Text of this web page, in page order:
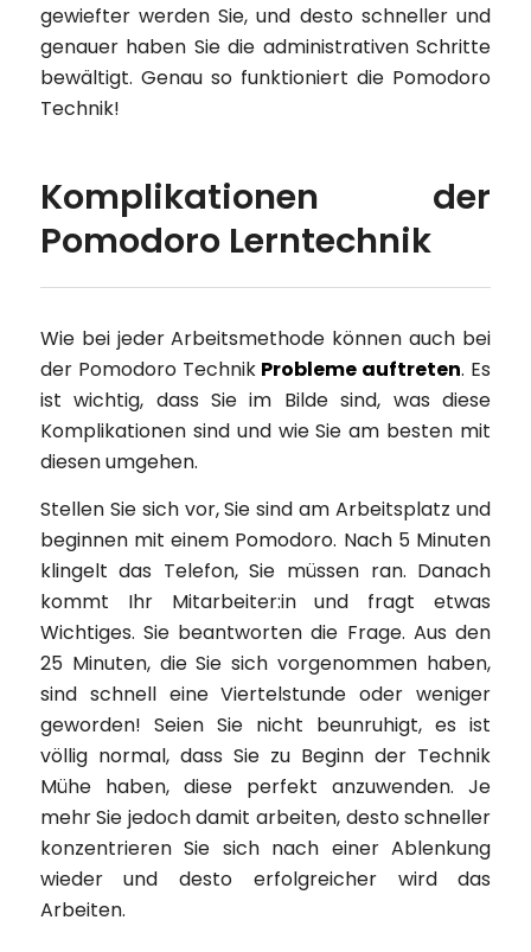
gewiefter werden Sie, und desto schneller und
genauer haben Sie die administrativen Schritte
bewältigt. Genau so funktioniert die Pomodoro
Technik!
Komplikationen der
Pomodoro Lerntechnik
Wie bei jeder Arbeitsmethode können auch bei
der Pomodoro Technik Probleme auftreten. Es
ist wichtig, dass Sie im Bilde sind, was diese
Komplikationen sind und wie Sie am besten mit
diesen umgehen.
Stellen Sie sich vor, Sie sind am Arbeitsplatz und
beginnen mit einem Pomodoro. Nach 5 Minuten
klingelt das Telefon, Sie müssen ran. Danach
kommt Ihr Mitarbeiter:in und fragt etwas
Wichtiges. Sie beantworten die Frage. Aus den
25 Minuten, die Sie sich vorgenommen haben,
sind schnell eine Viertelstunde oder weniger
geworden! Seien Sie nicht beunruhigt, es ist
völlig normal, dass Sie zu Beginn der Technik
Mühe haben, diese perfekt anzuwenden. Je
mehr Sie jedoch damit arbeiten, desto schneller
konzentrieren Sie sich nach einer Ablenkung
wieder und desto erfolgreicher wird das
Arbeiten.